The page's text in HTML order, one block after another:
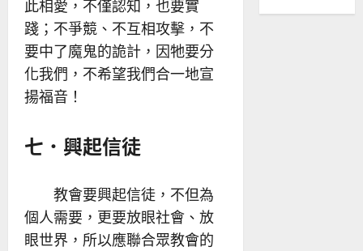
此相愛，不僅認知，也要實
踐；不爭競、不互相攻擊，不
要中了魔鬼的詭計，因牠要分
化我們，不希望我們合一地宣
揚福音！
七．興起信徒
教會要興起信徒，不但為
個人需要，更要放眼社會、放
眼世界，所以應聯合眾教會的